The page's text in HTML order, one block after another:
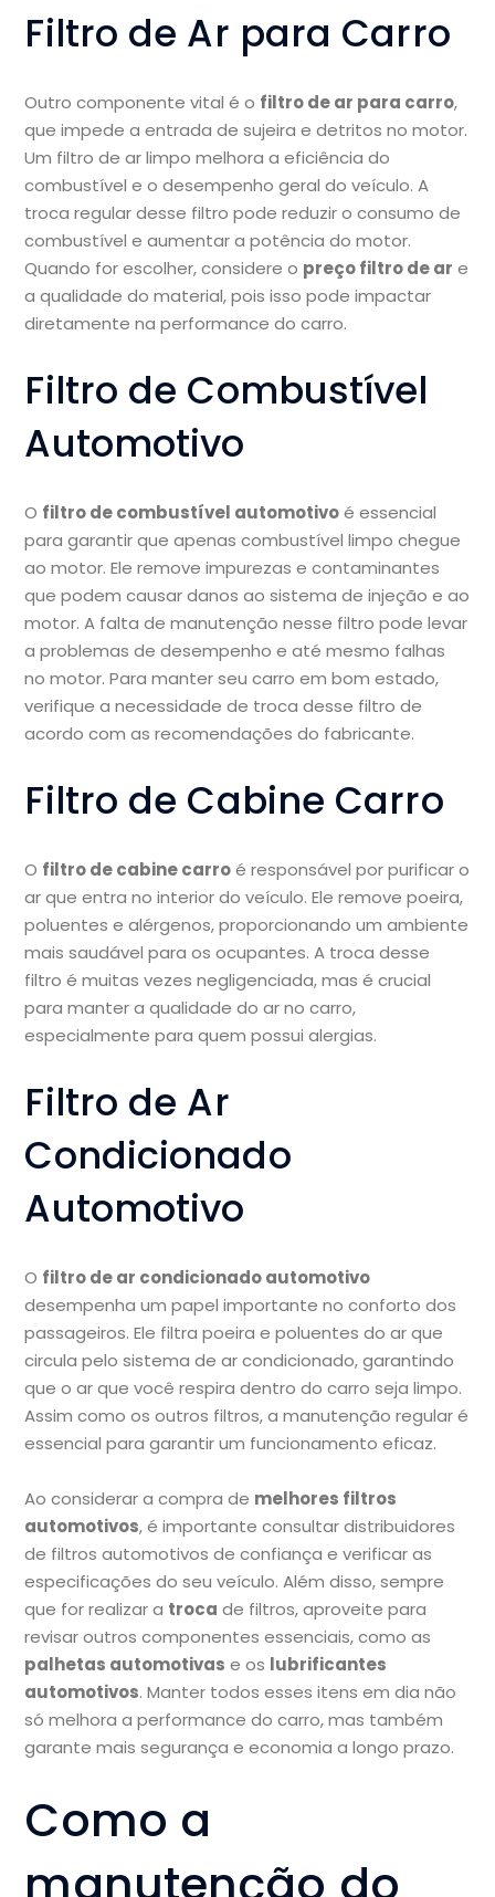
Filtro de Ar para Carro
Outro componente vital é o filtro de ar para carro,
que impede a entrada de sujeira e detritos no motor.
Um filtro de ar limpo melhora a eficiência do
combustível e o desempenho geral do veículo. A
troca regular desse filtro pode reduzir o consumo de
combustível e aumentar a potência do motor.
Quando for escolher, considere o preço filtro de ar e
a qualidade do material, pois isso pode impactar
diretamente na performance do carro.
Filtro de Combustível
Automotivo
O filtro de combustível automotivoé essencial
para garantir que apenas combustível limpo chegue
ao motor. Ele remove impurezas e contaminantes
que podem causar danos ao sistema de injeção e ao
motor. A falta de manutenção nesse filtro pode levar
a problemas de desempenho e até mesmo falhas
no motor. Para manter seu carro em bom estado,
verifique a necessidade de troca desse filtro de
acordo com as recomendações do fabricante.
Filtro de Cabine Carro
O filtro de cabine carroé responsável por purificar o
ar que entra no interior do veículo. Ele remove poeira,
poluentes e alérgenos, proporcionando um ambiente
mais saudável para os ocupantes. A troca desse
filtro é muitas vezes negligenciada, mas é crucial
para manter a qualidade do ar no carro,
especialmente para quem possui alergias.
Filtro de Ar
Condicionado
Automotivo
O filtro de ar condicionado automotivo
desempenha um papel importante no conforto dos
passageiros. Ele filtra poeira e poluentes do ar que
circula pelo sistema de ar condicionado, garantindo
que o ar que você respira dentro do carro seja limpo.
Assim como os outros filtros, a manutenção regular é
essencial para garantir um funcionamento eficaz.
Ao considerar a compra de melhores filtros
automotivos, é importante consultar distribuidores
de filtros automotivos de confiança e verificar as
especificações do seu veículo. Além disso, sempre
que for realizar a troca de filtros, aproveite para
revisar outros componentes essenciais, como as
palhetas automotivas e os lubrificantes
automotivos. Manter todos esses itens em dia não
só melhora a performance do carro, mas também
garante mais segurança e economia a longo prazo.
Como a
manutenção do